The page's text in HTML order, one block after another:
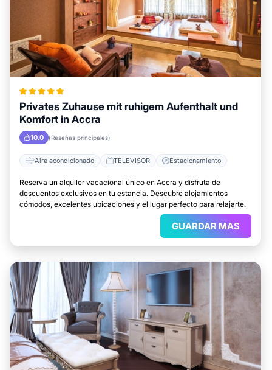
Privates Zuhause mit ruhigem Aufenthalt und
Komfort in Accra
10.0 (Reseñas principales)
Aire acondicionado TELEVISOR Estacionamiento
Reserva un alquiler vacacional único en Accra y disfruta de
descuentos exclusivos en tu estancia. Descubre alojamientos
cómodos, excelentes ubicaciones y el lugar perfecto para relajarte.
GUARDAR MAS